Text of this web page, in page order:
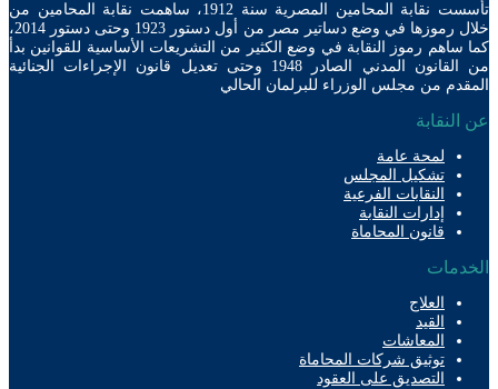
تأسست نقابة المحامين المصرية سنة 1912، ساهمت نقابة المحامين من
خلال رموزها في وضع دساتير مصر من أول دستور 1923 وحتى دستور 2014،
رموز النقابة في وضع الكثير من التشريعات الأساسية للقوانين بدأ
من القانون المدني الصادر 1948 وحتى تعديل قانون الإجراءات الجنائية
من مجلس الوزراء للبرلمان الحالي
لمحة عامة
تشكيل المجلس
النقابات الفرعية
إدارات النقابة
قانون المحاماة
العلاج
القيد
المعاشات
توثيق شركات المحاماة
التصديق على العقود